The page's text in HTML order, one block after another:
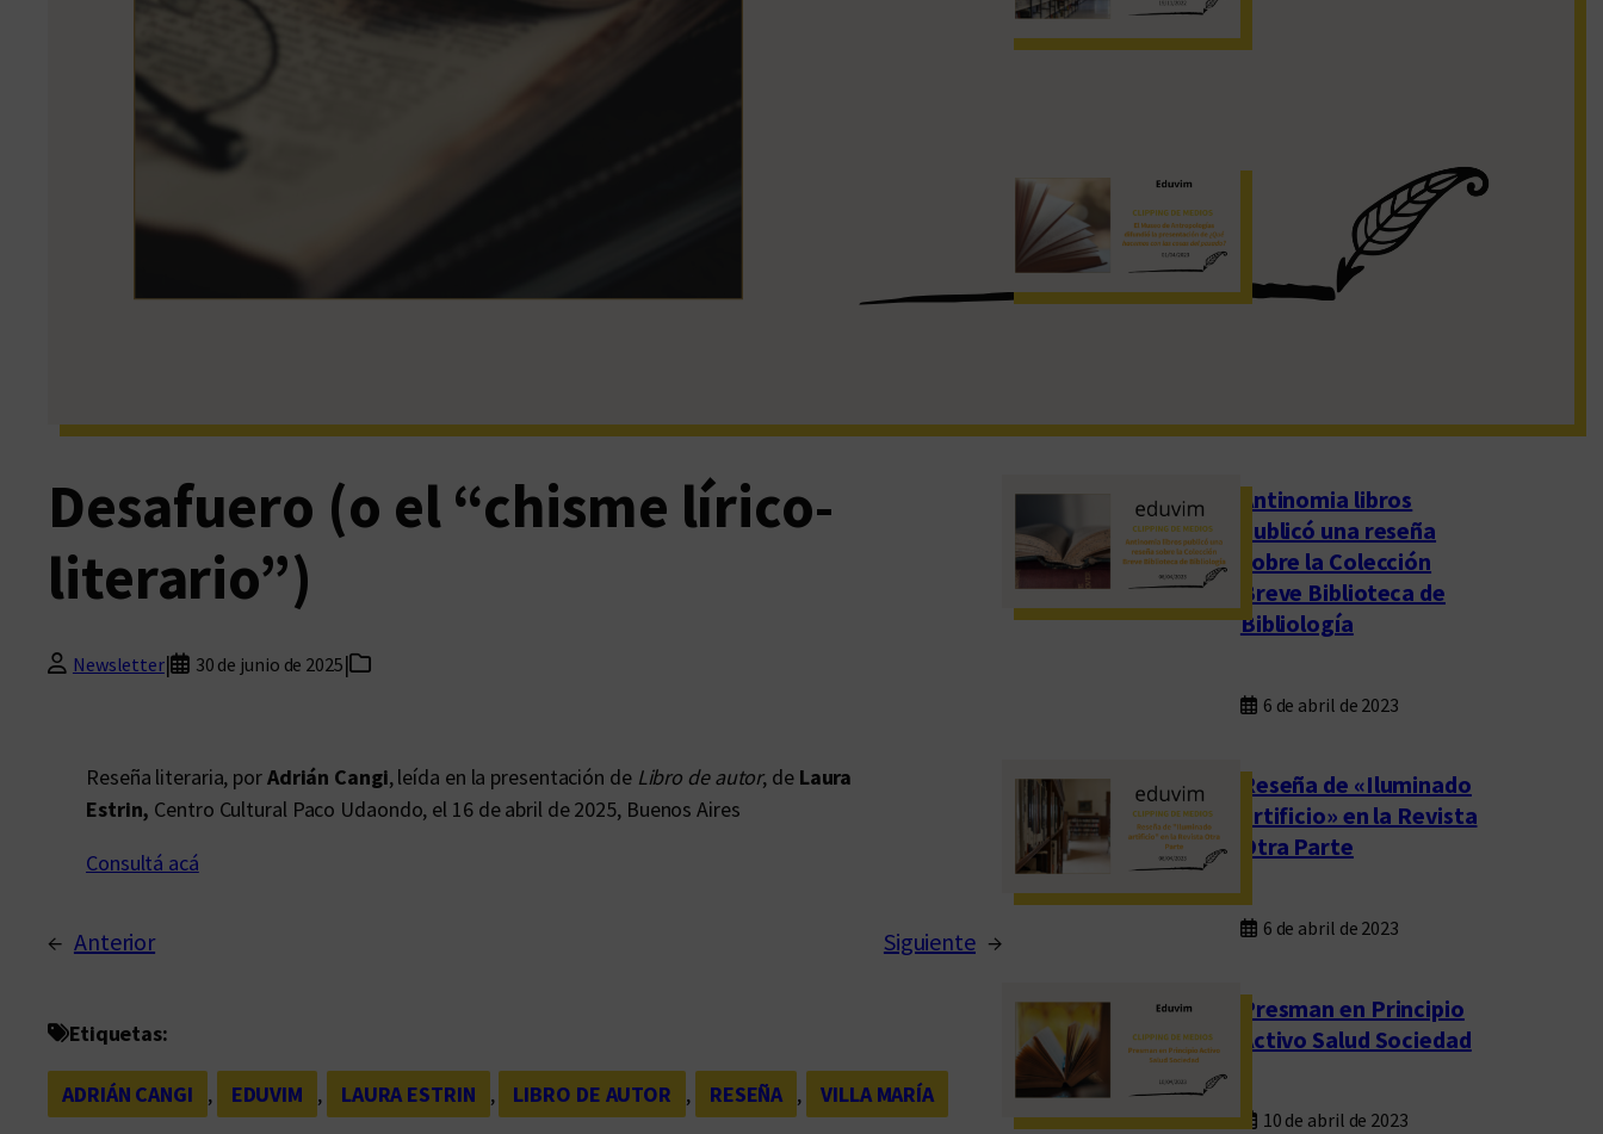
Desafuero (o el “chisme lírico-
literario”)
Newsletter| 30 de junio de 2025|
Reseña literaria, porAdrián Cangi, leída en la presentación de Libro de autor, de Laura
Estrin, Centro Cultural Paco Udaondo, el 16 de abril de 2025, Buenos Aires
Consultá acá
← Anterior Siguiente →
Etiquetas:
ADRIÁN CANGI , EDUVIM , LAURA ESTRIN , LIBRO DE AUTOR , RESEÑA , VILLA MARÍA
Antropologías
presentación de
«¿Qué hacemos con
1 de abril de 2023
Antinomia libros
publicó una reseña
sobre la Colección
Breve Biblioteca de
Bibliología
6 de abril de 2023
Reseña de «Iluminado
artificio» en la Revista
Otra Parte
6 de abril de 2023
Presman en Principio
Activo Salud Sociedad
10 de abril de 2023